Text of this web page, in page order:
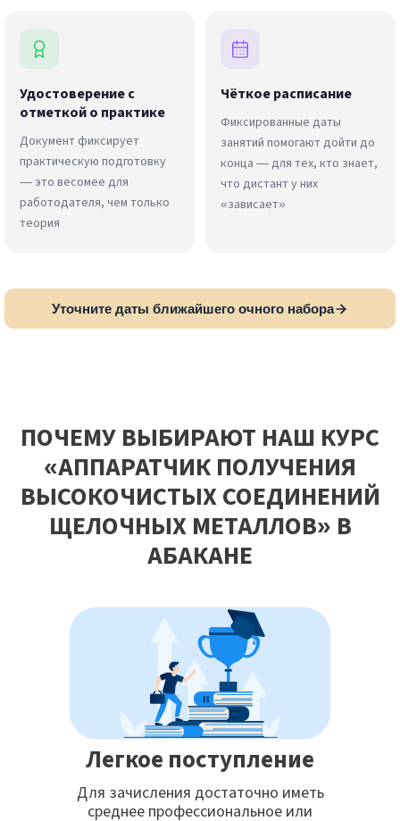
Удостоверение с
отметкой о практике
Документ фиксирует
практическую подготовку
— это весомее для
работодателя, чем только
теория
Чёткое расписание
Фиксированные даты
занятий помогают дойти до
конца — для тех, кто знает,
что дистант у них
«зависает»
Уточните даты ближайшего очного набора
ПОЧЕМУ ВЫБИРАЮТ НАШ КУРС
«АППАРАТЧИК ПОЛУЧЕНИЯ
ВЫСОКОЧИСТЫХ СОЕДИНЕНИЙ
ЩЕЛОЧНЫХ МЕТАЛЛОВ» В
АБАКАНЕ
Легкое поступление
Для зачисления достаточно иметь
среднее профессиональное или